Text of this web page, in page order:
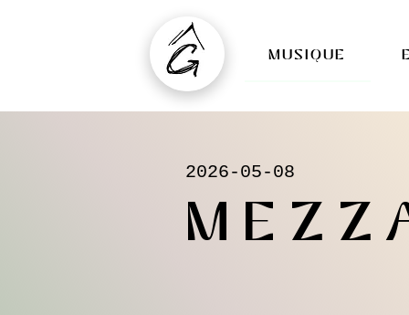
MUSIQUE
2026-05-08